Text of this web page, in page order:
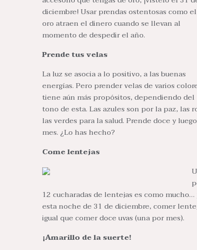
diciembre! Usar prendas ostentosas como el
oro atraen el dinero cuando se llevan al
momento de despedir el año.
Prende tus velas
La luz se asocia a lo positivo, a las buenas
energías. Pero prender velas de varios
tiene aún más propósitos, dependiendo del
tono de esta. Las azules son por la paz, las
las verdes para la salud. Prende doce y
mes. ¿Lo has hecho?
Come lentejas
12 cucharadas de lentejas es como
esta noche de 31 de diciembre, comer
igual que comer doce uvas (una por mes).
¡Amarillo de la suerte!